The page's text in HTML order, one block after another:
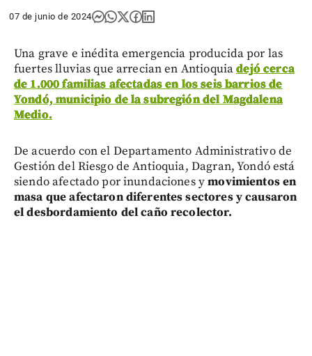
07 de junio de 2024
Una grave e inédita emergencia producida por las
fuertes lluvias que arrecian en Antioquiadejó cerca
de 1.000 familias afectadas en los seis barrios de
Yondó, municipio de la subregión del Magdalena
Medio.
De acuerdo con el Departamento Administrativo de
Gestión del Riesgo de Antioquia, Dagran, Yondó está
siendo afectado por inundaciones ymovimientos en
masa que afectaron diferentes sectores y causaron
el desbordamiento del caño recolector.